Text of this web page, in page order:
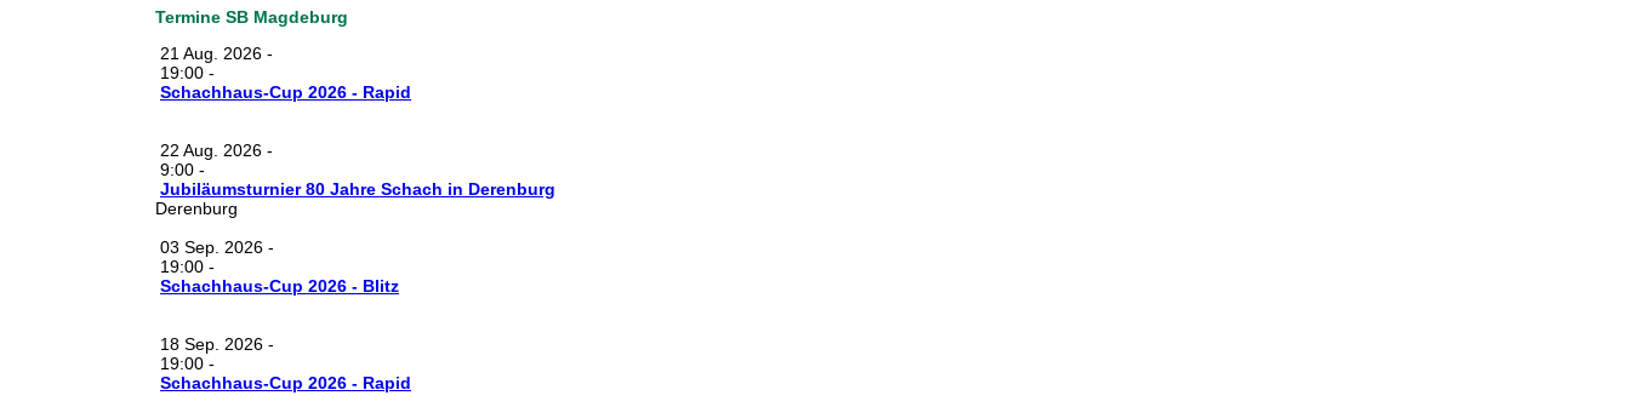
Termine SB Magdeburg
21 Aug. 2026 -
19:00 -
Schachhaus-Cup 2026 - Rapid
22 Aug. 2026 -
9:00 -
Jubiläumsturnier 80 Jahre Schach in Derenburg
Derenburg
03 Sep. 2026 -
19:00 -
Schachhaus-Cup 2026 - Blitz
18 Sep. 2026 -
19:00 -
Schachhaus-Cup 2026 - Rapid